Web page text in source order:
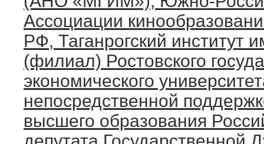
Ассоциации
РФ, Таганрогский институт
(филиал) Ростовского
экономического
непосредственной
высшего образования